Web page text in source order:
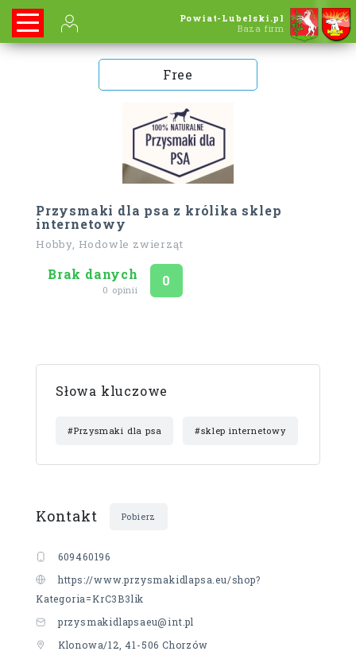
Powiat-Lubelski.pl
Baza firm
Free
Przysmaki dla psa z królika sklep
internetowy
Hobby, Hodowle zwierząt
Brak danych
0 opinii
Ocena
0
Słowa kluczowe
#Przysmaki dla psa #sklep internetowy
Kontakt Pobierz
609460196
https://www.przysmakidlapsa.eu/shop?
Kategoria=KrC3B3lik
przysmakidlapsaeu@int.pl
Klonowa/12, 41-506 Chorzów